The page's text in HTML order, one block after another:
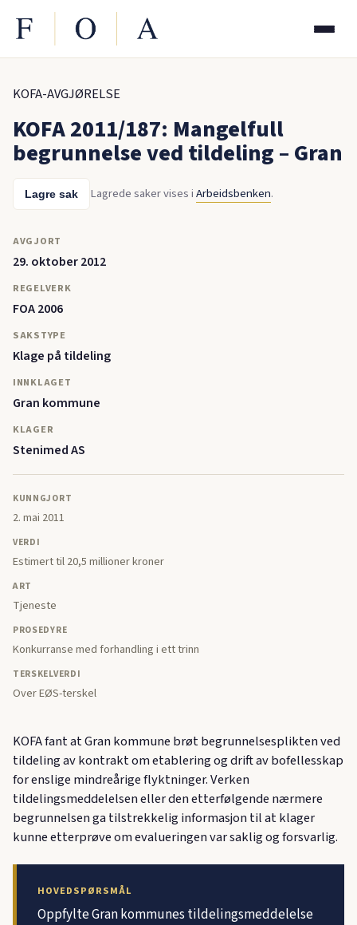
KOFA-AVGJØRELSE
KOFA 2011/187: Mangelfull
begrunnelse ved tildeling – Gran
Lagre sak Lagrede saker vises iArbeidsbenken.
AVGJORT
29. oktober 2012
REGELVERK
FOA 2006
SAKSTYPE
Klage på tildeling
INNKLAGET
Gran kommune
KLAGER
Stenimed AS
KUNNGJORT
2. mai 2011
VERDI
Estimert til 20,5 millioner kroner
ART
Tjeneste
PROSEDYRE
Konkurranse med forhandling i ett trinn
TERSKELVERDI
Over EØS-terskel
KOFA fant at Gran kommune brøt begrunnelsesplikten ved
tildeling av kontrakt om etablering og drift av bofellesskap
for enslige mindreårige flyktninger. Verken
tildelingsmeddelelsen eller den etterfølgende nærmere
begrunnelsen ga tilstrekkelig informasjon til at klager
kunne etterprøve om evalueringen var saklig og forsvarlig.
HOVEDSPØRSMÅL
Oppfylte Gran kommunes tildelingsmeddelelse